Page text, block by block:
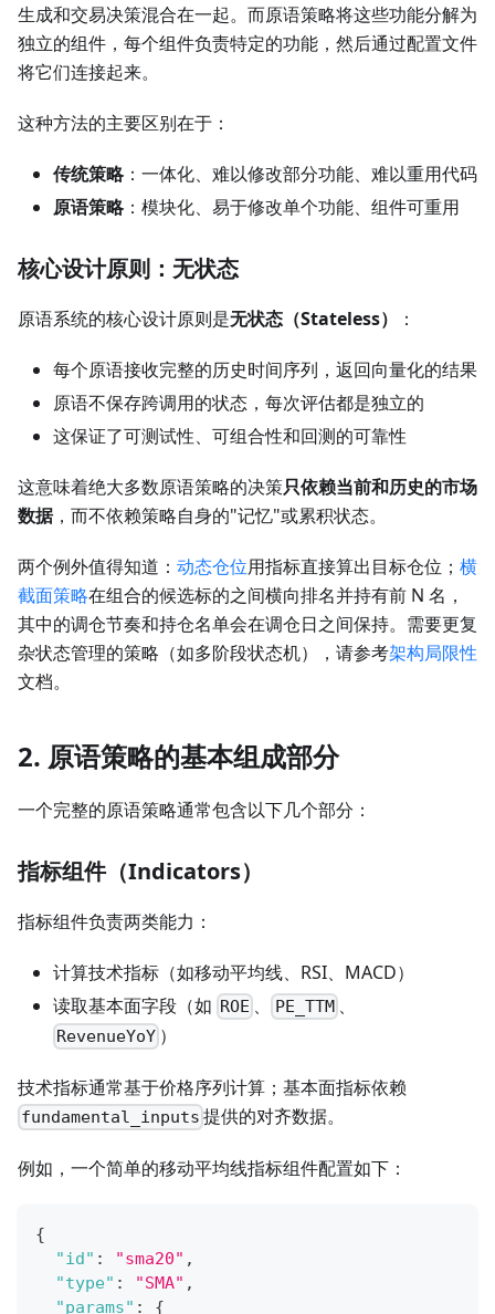
生成和交易决策混合在一起。而原语策略将这些功能分解为
独立的组件，每个组件负责特定的功能，然后通过配置文件
将它们连接起来。
这种方法的主要区别在于：
传统策略：一体化、难以修改部分功能、难以重用代码
原语策略：模块化、易于修改单个功能、组件可重用
核心设计原则：无状态
原语系统的核心设计原则是无状态（Stateless） ：
每个原语接收完整的历史时间序列，返回向量化的结果
原语不保存跨调用的状态，每次评估都是独立的
这保证了可测试性、可组合性和回测的可靠性
这意味着绝大多数原语策略的决策只依赖当前和历史的市场
数据，而不依赖策略自身的"记忆"或累积状态。
两个例外值得知道： 动态仓位用指标直接算出目标仓位； 横
截面策略在组合的候选标的之间横向排名并持有前 N 名，
其中的调仓节奏和持仓名单会在调仓日之间保持。需要更复
杂状态管理的策略（如多阶段状态机），请参考架构局限性
文档。
2. 原语策略的基本组成部分
一个完整的原语策略通常包含以下几个部分：
指标组件（Indicators）
指标组件负责两类能力：
计算技术指标（如移动平均线、RSI、MACD）
读取基本面字段（如 ROE 、 PE_TTM、
RevenueYoY ）
技术指标通常基于价格序列计算；基本面指标依赖
fundamental_inputs 提供的对齐数据。
例如，一个简单的移动平均线指标组件配置如下：
{
"id" : "sma20" ,
"type" : "SMA" ,
"params" : {